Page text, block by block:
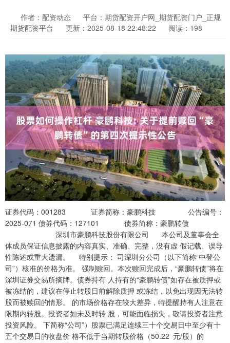
作者：配资动态
平台：期货配资开户网_期货配资门户_正规
期货配资平台
更新：2025-08-18 22:48:22 阅读：198
证券代码：001283 证券简称：豪鹏科技 公告编号：
2025-071 债券代码：127101 债券简称：豪鹏转债
深圳市豪鹏科技股份有限公司 本公司及董事会全
体成员保证信息披露的内容真实、准确、完整，没有虚 假记载、误导
性陈述或重大遗漏。 特别提示： 司深圳分公司（以下简称“中登公
司”）核准的价格为准。 强制赎回。本次赎回完成后，“豪鹏转债”将在
深圳证券交易所摘牌。债券持有 人持有的“豪鹏转债”如存在被质押或
被冻结的，建议在停止转股日前解除质押 或冻结，以免出现因无法转
股而被赎回的情形。 的市场价格存在较大差异，特提醒持有人注意在
限期内转股。投资者如未及时转 股，可能面临损失，敬请投资者注意
投资风险。 下简称“公司”）股票已满足连续三十个交易日中至少有十
五个交易日的收盘价 格不低于当期转股价格（50.22 元/股）的